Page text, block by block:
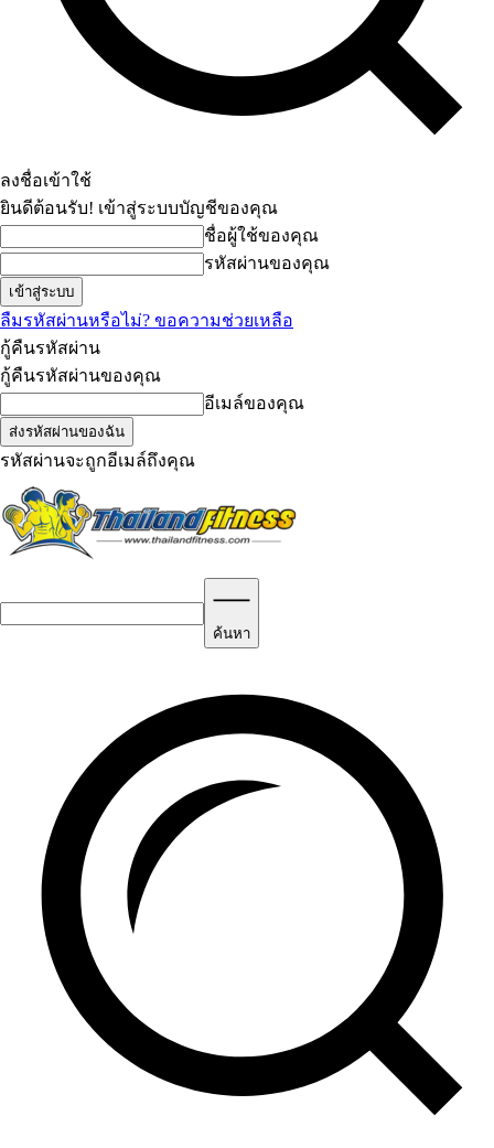
ลงชื่อเข้าใช้
ยินดีต้อนรับ! เข้าสู่ระบบบัญชีของคุณ
ชื่อผู้ใช้ของคุณ
รหัสผ่านของคุณ
ลืมรหัสผ่านหรือไม่? ขอความช่วยเหลือ
กู้คืนรหัสผ่าน
กู้คืนรหัสผ่านของคุณ
อีเมล์ของคุณ
รหัสผ่านจะถูกอีเมล์ถึงคุณ
ค้นหา